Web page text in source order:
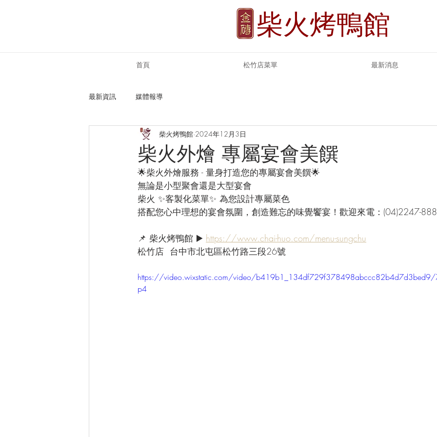
柴火烤鴨館
首頁 松竹店菜單 最新消息
最新資訊 媒體報導
柴火外燴 專屬宴會美饌
柴火烤鴨館 2024年12月3日
🌟柴火外燴服務 - 量身打造您的專屬宴會美饌🌟
無論是小型聚會還是大型宴會
柴火 ✨客製化菜單✨ 為您設計專屬菜色
搭配您心中理想的宴會氛圍，創造難忘的味覺饗宴！歡迎來電：(04)2247-
📌 柴火烤鴨館 ▶️ https://www.chai-huo.com/menu-sungchu
松竹店  台中市北屯區松竹路三段26號
https://video.wixstatic.com/video/
p4